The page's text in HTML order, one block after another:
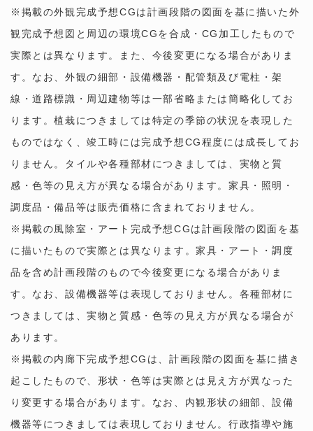
※掲載の外観完成予想CGは計画段階の図面を基に描いた外
観完成予想図と周辺の環境CGを合成・CG加工したもので
実際とは異なります。また、今後変更になる場合がありま
す。なお、外観の細部・設備機器・配管類及び電柱・架
線・道路標識・周辺建物等は一部省略または簡略化してお
ります。植栽につきましては特定の季節の状況を表現した
ものではなく、竣工時には完成予想CG程度には成長してお
りません。タイルや各種部材につきましては、実物と質
感・色等の見え方が異なる場合があります。家具・照明・
調度品・備品等は販売価格に含まれておりません。
※掲載の風除室・アート完成予想CGは計画段階の図面を基
に描いたもので実際とは異なります。家具・アート・調度
品を含め計画段階のもので今後変更になる場合がありま
す。なお、設備機器等は表現しておりません。各種部材に
つきましては、実物と質感・色等の見え方が異なる場合が
あります。
※掲載の内廊下完成予想CGは、計画段階の図面を基に描き
起こしたもので、形状・色等は実際とは見え方が異なった
り変更する場合があります。なお、内観形状の細部、設備
機器等につきましては表現しておりません。行政指導や施